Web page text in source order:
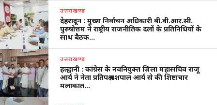
उत्तराखण्ड
देहरादून : मुख्य निर्वाचन अधिकारी बी.वी.आर.सी.
पुरुषोत्तम ने राष्ट्रीय राजनीतिक दलों के प्रतिनिधियों के
साथ बैठक…
उत्तराखण्ड
हल्द्वानी : कांग्रेस के नवनियुक्त ज़िला महासचिव राजू
आर्य ने नेता प्रतिपक्ष यशपाल आर्य से की शिष्टाचार
मलाकात…